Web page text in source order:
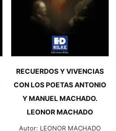
cantidad
RECUERDOS Y VIVENCIAS
CON LOS POETAS ANTONIO
Y MANUEL MACHADO.
LEONOR MACHADO
Autor: LEONOR MACHADO